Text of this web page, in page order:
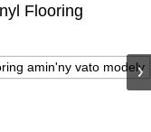
Flooring